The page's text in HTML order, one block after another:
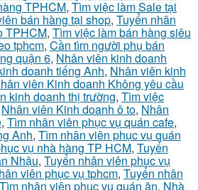
TPHCM, Tìm việc làm Sale tại
bán hàng tại shop, Tuyển nhân
TPHCM, Tìm việc làm bán hàng siêu
tphcm, Cần tìm người phụ bán
quận 6, Nhân viên kinh doanh
doanh tiếng Anh, Nhân viên kinh
viên Kinh doanh Không yêu cầu
kinh doanh thị trường, Tìm việc
Nhân viên Kinh doanh ô to, Nhân
, Tìm nhân viên phục vụ quán cafe,
Anh, Tìm nhân viên phục vụ quán
vụ nhà hàng TP HCM, Tuyển
Nhậu, Tuyển nhân viên phục vụ
viên phục vụ tphcm, Tuyển nhân
Tìm nhân viên phục vụ quán ăn, Nhà